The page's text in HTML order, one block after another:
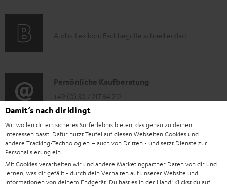
n
m
V
e
r
s
a
n
i
e
n
z
u
r
G
a
t
g
e
r
ä
t
e
R
A
i
o
-
L
e
x
i
Audio-Lexikon: Fachbegriffe schnell erklärt
K
o
n
t
a
k
t
Persönliche Kaufberatung
+49 (0) 30 / 217 84 212
Mo – Fr 08:00 – 19:00 Uhr
Sa 09:00 – 17:30 Uhr
Sonn- und Feiertage geschlossen
Teufel Support
Kontakt
Store Finder
Damit‘s nach dir klingt
Wir wollen dir ein sicheres Surferlebnis bieten, das genau zu deinen
Interessen passt. Dafür nutzt Teufel auf diesen Webseiten Cookies und
andere Tracking-Technologien – auch von Dritten - und setzt Dienste zur
Personalisierung ein.
Mit Cookies verarbeiten wir und andere Marketingpartner Daten von dir und
lernen, was dir gefällt - durch dein Verhalten auf unserer Website und
Informationen von deinem Endgerät. Du hast es in der Hand: Klickst du auf